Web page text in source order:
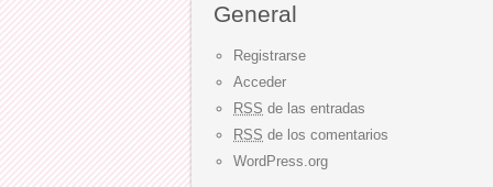
General
Registrarse
Acceder
RSS de las entradas
RSS de los comentarios
WordPress.org